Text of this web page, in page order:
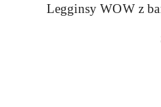
Legginsy WOW z